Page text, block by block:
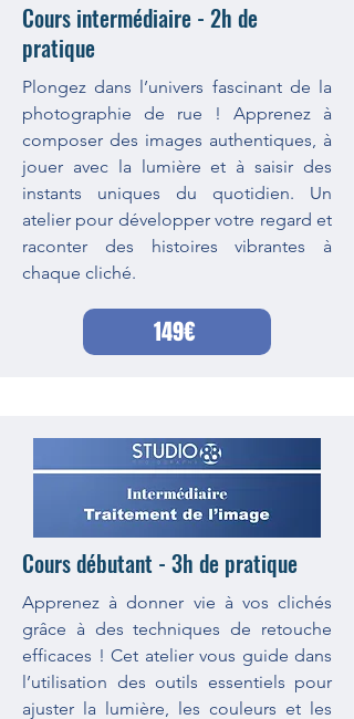
Cours intermédiaire - 2h de
pratique
Plongez dans l’univers fascinant de la
photographie de rue ! Apprenez à
composer des images authentiques, à
jouer avec la lumière et à saisir des
instants uniques du quotidien. Un
atelier pour développer votre regard et
raconter des histoires vibrantes à
chaque cliché.
149€
Cours débutant - 3h de pratique
Apprenez à donner vie à vos clichés
grâce à des techniques de retouche
efficaces ! Cet atelier vous guide dans
l’utilisation des outils essentiels pour
ajuster la lumière, les couleurs et les